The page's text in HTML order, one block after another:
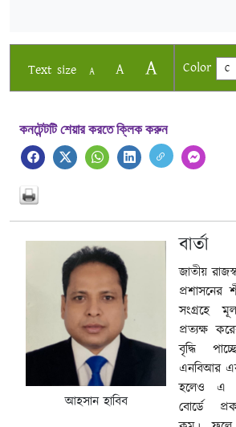
Text size A A A Color C
কনটেন্টটি শেয়ার করতে ক্লিক করুন
আহসান হাবিব
বার্তা
জাতীয়
প্রশাসনের
সংগ্রহে
প্রত্যক্ষ
বৃদ্ধি
এনবিআর
হলেও এ
বোর্ডে